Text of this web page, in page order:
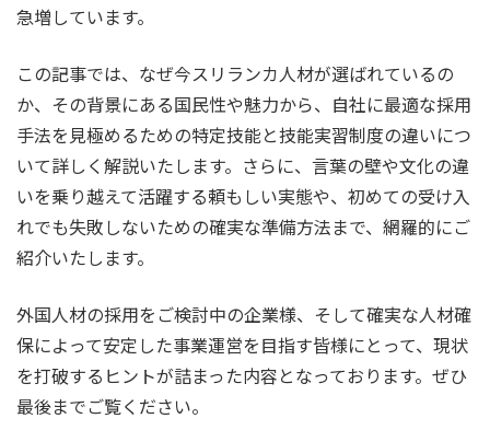
急増しています。
この記事では、なぜ今スリランカ人材が選ばれているの
か、その背景にある国民性や魅力から、自社に最適な採用
手法を見極めるための特定技能と技能実習制度の違いにつ
いて詳しく解説いたします。さらに、言葉の壁や文化の違
いを乗り越えて活躍する頼もしい実態や、初めての受け入
れでも失敗しないための確実な準備方法まで、網羅的にご
紹介いたします。
外国人材の採用をご検討中の企業様、そして確実な人材確
保によって安定した事業運営を目指す皆様にとって、現状
を打破するヒントが詰まった内容となっております。ぜひ
最後までご覧ください。